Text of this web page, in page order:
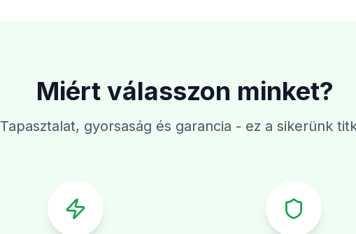
Miért válasszon minket?
Tapasztalat, gyorsaság és garancia - ez a sikerünk